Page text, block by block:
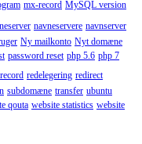
mx-record MySQL version
navneservere navnserver
Ny mailkonto Nyt domæne
password reset php 5.6 php 7
record redelegering redirect
subdomæne transfer ubuntu
qouta website statistics website